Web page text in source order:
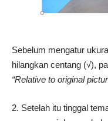
Sebelum mengatur
hilangkan centang (√),
“Relative to original
2. Setelah itu tinggal